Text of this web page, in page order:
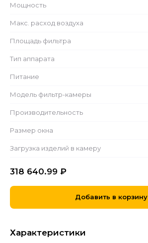
Мощность
Макс. расход воздуха
Площадь фильтра
Тип аппарата
Питание
Модель фильтр-камеры
Производительность
Размер окна
Загрузка изделий в камеру
318 640.99 ₽
Добавить в корзину
Характеристики